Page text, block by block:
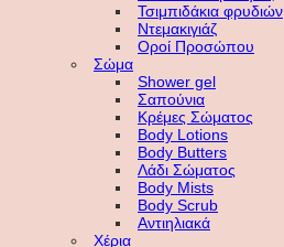
Τσιμπιδάκια φρυδιών
Ντεμακιγιάζ
Οροί Προσώπου
Σώμα
Shower gel
Σαπούνια
Κρέμες Σώματος
Body Lotions
Body Butters
Λάδι Σώματος
Body Mists
Body Scrub
Αντιηλιακά
Χέρια